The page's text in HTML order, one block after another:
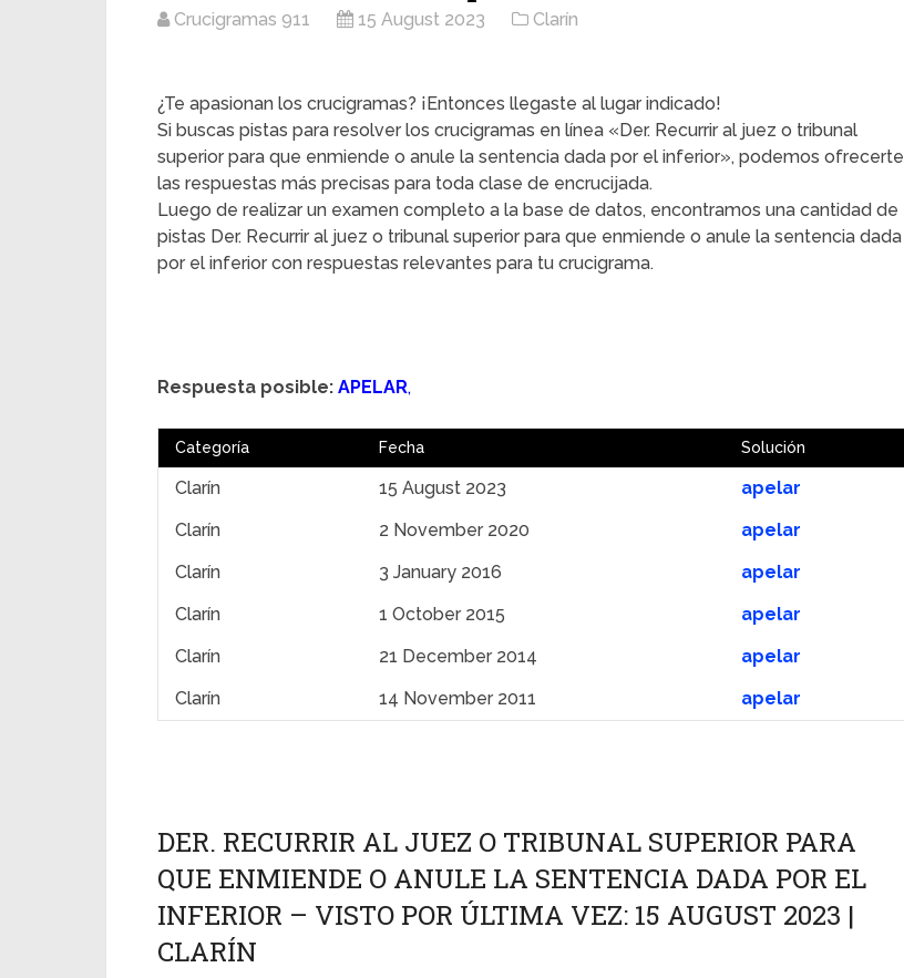
Crucigramas 911 15 August 2023 Clarín
¿Te apasionan los crucigramas? ¡Entonces llegaste al lugar indicado!
Si buscas pistas para resolver los crucigramas en línea «Der. Recurrir al juez o tribunal
superior para que enmiende o anule la sentencia dada por el inferior», podemos ofrecerte
las respuestas más precisas para toda clase de encrucijada.
Luego de realizar un examen completo a la base de datos, encontramos una cantidad de
pistas Der. Recurrir al juez o tribunal superior para que enmiende o anule la sentencia dada
por el inferior con respuestas relevantes para tu crucigrama.
Respuesta posible: APELAR,
Categoría Fecha Solución
Clarín 15 August 2023
apelar
Clarín
2 November 2020
apelar
Clarín
3 January 2016
apelar
Clarín
1 October 2015
apelar
Clarín
21 December 2014
apelar
Clarín
14 November 2011 apelar
DER. RECURRIR AL JUEZ O TRIBUNAL SUPERIOR PARA
QUE ENMIENDE O ANULE LA SENTENCIA DADA POR EL
INFERIOR – VISTO POR ÚLTIMA VEZ: 15 AUGUST 2023 |
CLARÍN